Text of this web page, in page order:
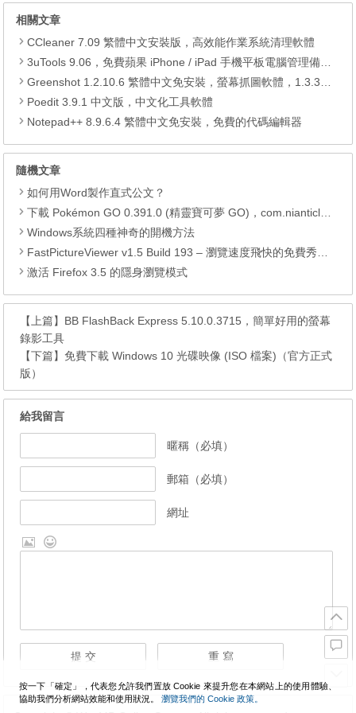
相關文章
CCleaner 7.09 繁體中文安裝版，高效能作業系統清理軟體
3uTools 9.06，免費蘋果 iPhone / iPad 手機平板電腦管理備份還原軟體
Greenshot 1.2.10.6 繁體中文免安裝，螢幕抓圖軟體，1.3.315 安裝版
Poedit 3.9.1 中文版，中文化工具軟體
Notepad++ 8.9.6.4 繁體中文免安裝，免費的代碼編輯器
隨機文章
如何用Word製作直式公文？
下載 Pokémon GO 0.391.0 (精靈寶可夢 GO)，com.nianticlabs.pokemongo (.apk) (.xapk)
Windows系統四種神奇的開機方法
FastPictureViewer v1.5 Build 193 – 瀏覽速度飛快的免費秀圖軟體
激活 Firefox 3.5 的隱身瀏覽模式
【上篇】 BB FlashBack Express 5.10.0.3715，簡單好用的螢幕
錄影工具
【下篇】免費下載 Windows 10 光碟映像 (ISO 檔案)（官方正式
版）
給我留言
暱稱（必填）
郵箱（必填）
網址
按一下「確定」，代表您允許我們置放 Cookie 來提升您在本網站上的使用體驗、
協助我們分析網站效能和使用狀況。 瀏覽我們的 Cookie 政策。